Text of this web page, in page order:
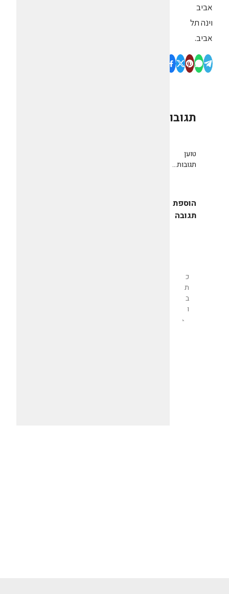
אביב
וינה תל
אביב.
תגובות
טוען
תגובות...
הוספת
תגובה